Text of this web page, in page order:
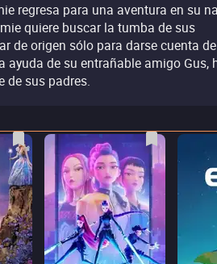
regresa para una aventura en su
quiere buscar la tumba de sus
de origen sólo para darse cuenta de
ayuda de su entrañable amigo Gus,
de sus padres.